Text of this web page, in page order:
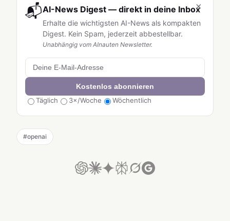
×
📬AI-News Digest — direkt in deine Inbox
Erhalte die wichtigsten AI-News als kompakten
Digest. Kein Spam, jederzeit abbestellbar.
Unabhängig vom AInauten Newsletter.
Kostenlos abonnieren
Täglich
3×/Woche Wöchentlich
#openai